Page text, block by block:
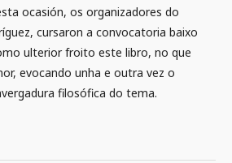
ocasión, os organizadores do
cursaron a convocatoria baixo
ulterior froito este libro, no que
evocando unha e outra vez o
filosófica do tema.